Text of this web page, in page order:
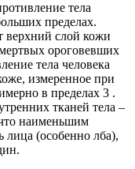
тела
пределах.
верхний слой кожи
ороговевших
тела человека
измеренное при
в пределах 3 .
тканей тела –
наименьшим
лица (особенно лба),